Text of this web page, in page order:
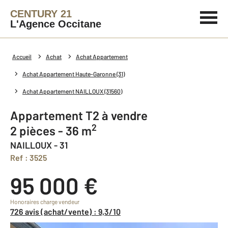
CENTURY 21
L'Agence Occitane
Accueil Achat Achat Appartement
Achat Appartement Haute-Garonne (31)
Achat Appartement NAILLOUX (31560)
Appartement T2 à vendre
2 pièces - 36 m2
NAILLOUX - 31
Ref : 3525
95 000 €
Honoraires charge vendeur
726 avis (achat/vente) : 9,3/10